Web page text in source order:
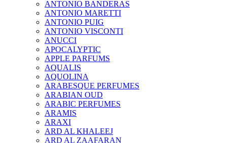
ANTONIO BANDERAS
ANTONIO MARETTI
ANTONIO PUIG
ANTONIO VISCONTI
ANUCCI
APOCALYPTIC
APPLE PARFUMS
AQUALIS
AQUOLINA
ARABESQUE PERFUMES
ARABIAN OUD
ARABIC PERFUMES
ARAMIS
ARAXI
ARD AL KHALEEJ
ARD AL ZAAFARAN